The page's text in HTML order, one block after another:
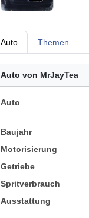
Auto Themen
Auto von MrJayTea
Auto
Baujahr
Motorisierung
Getriebe
Spritverbrauch
Ausstattung